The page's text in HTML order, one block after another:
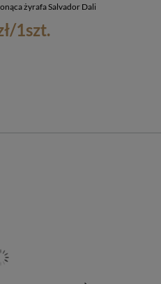
żyrafa Salvador Dali
/1szt.